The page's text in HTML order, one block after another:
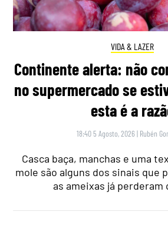
VIDA & LAZER
Continente alerta: não
no supermercado se
esta é a
18:40 5 Agosto, 2026 | Rubén
Casca baça, manchas e uma
mole são alguns dos sinais que
as ameixas já perderam